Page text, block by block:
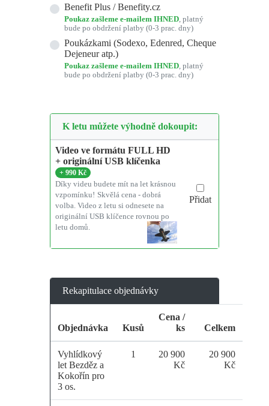
Benefit Plus / Benefity.cz
Poukaz zašleme e-mailem IHNED, platný
bude po obdržení platby (0-3 prac. dny)
Poukázkami (Sodexo, Edenred, Cheque
Dejeneur atp.)
Poukaz zašleme e-mailem IHNED, platný
bude po obdržení platby (0-3 prac. dny)
K letu můžete výhodně dokoupit:
Video ve formátu FULL HD
+ originální USB klíčenka
+990 Kč
Díky videu budete mít na let krásnou
vzpomínku! Skvělá cena - dobrá
volba. Video z letu si odnesete na
originální USB klíčence rovnou po
letu domů.
Přidat
Rekapitulace objednávky
Objednávka Kusů
Cena /
ks
Celkem
Vyhlídkový
let Bezděz a
Kokořín pro
3 os.
1
20 900
Kč
20 900
Kč